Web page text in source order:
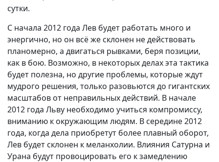
сутки.
С начала 2012 года Лев будет работать много и
энергично, но он всё же склонен не действовать
планомерно, а двигаться рывками, беря позиции,
как в бою. Возможно, в некоторых делах эта тактика
будет полезна, но другие проблемы, которые ждут
мудрого решения, только разовьются до гигантских
масштабов от неправильных действий. В начале
2012 года Льву необходимо учиться компромиссу,
вниманию к окружающим людям. В середине 2012
года, когда дела приобретут более плавный оборот,
Лев будет склонен к меланхолии. Влияния Сатурна и
Урана будут провоцировать его к замедлению